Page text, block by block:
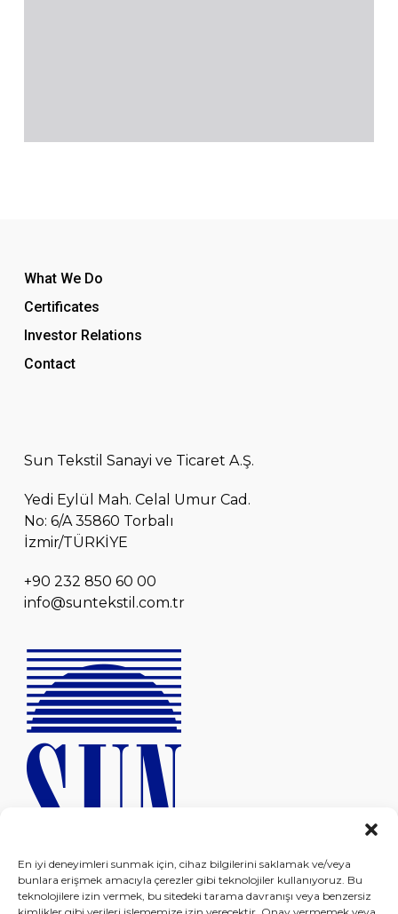
En iyi deneyimleri sunmak için, cihaz bilgilerini saklamak ve/veya
bunlara erişmek amacıyla çerezler gibi teknolojiler kullanıyoruz. Bu
teknolojilere izin vermek, bu sitedeki tarama davranışı veya benzersiz
What We Do
Certificates
Investor Relations
Contact
Sun Tekstil Sanayi ve Ticaret A.Ş.
Yedi Eylül Mah. Celal Umur Cad.
No: 6/A 35860 Torbalı
İzmir/TÜRKİYE
+90 232 850 60 00
info@suntekstil.com.tr